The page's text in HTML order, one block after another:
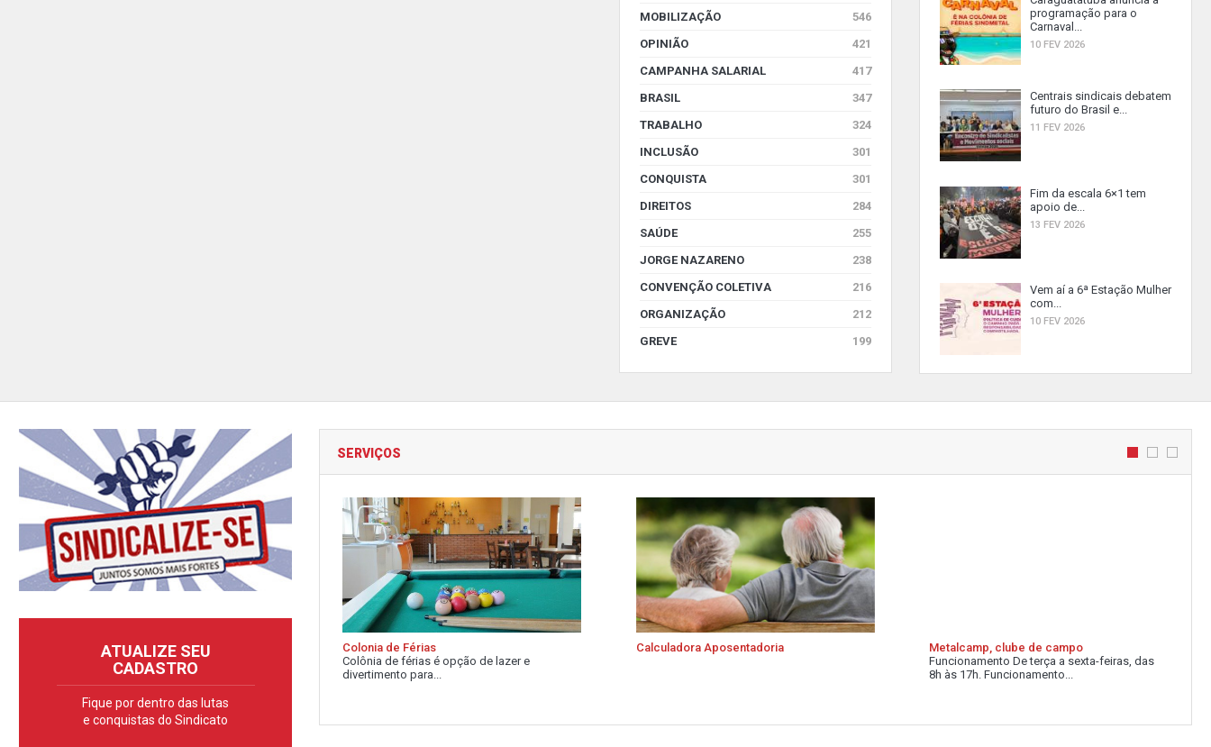
MOBILIZAÇÃO
546
OPINIÃO
421
CAMPANHA SALARIAL
417
BRASIL
347
TRABALHO
324
INCLUSÃO
301
CONQUISTA
301
DIREITOS
284
SAÚDE
255
JORGE NAZARENO
238
CONVENÇÃO COLETIVA
216
ORGANIZAÇÃO
212
GREVE
199
programação para o
Carnaval...
10 FEV 2026
Centrais sindicais debatem
futuro do Brasil e...
11 FEV 2026
Fim da escala 6×1 tem
apoio de...
13 FEV 2026
Vem aí a 6ª Estação Mulher
com...
10 FEV 2026
ATUALIZE SEU
CADASTRO
Fique por dentro das lutas
e conquistas do Sindicato
SERVIÇOS
Colonia de Férias
Colônia de férias é opção de lazer e
divertimento para...
Calculadora Aposentadoria
Metalcamp, clube de campo
Funcionamento De terça a sexta-feiras, das
8h às 17h. Funcionamento...